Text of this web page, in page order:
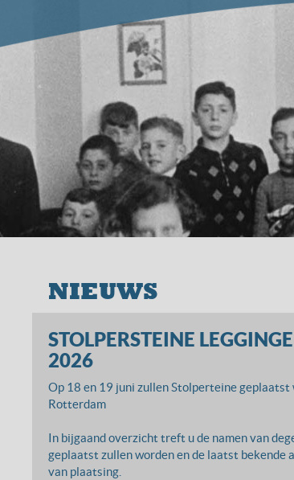
NIEUWS
STOLPERSTEINE
2026
Op 18 en 19 juni zullen Stolperteine geplaatst
Rotterdam
In bijgaand overzicht treft u de namen van
geplaatst zullen worden en de laatst bekende
van plaatsing.